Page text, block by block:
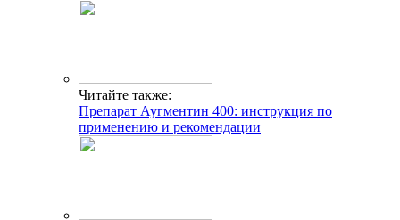
Читайте также:
Препарат Аугментин 400: инструкция по
применению и рекомендации